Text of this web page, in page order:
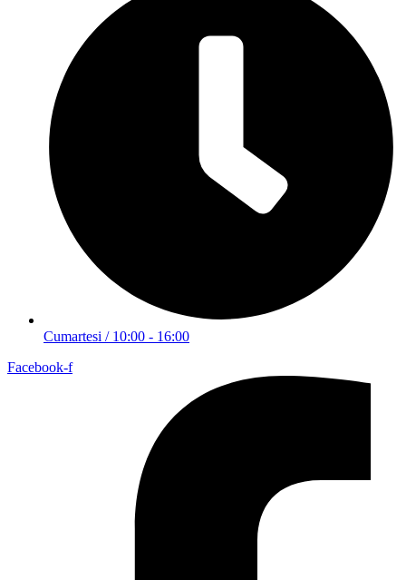
Cumartesi / 10:00 - 16:00
Facebook-f